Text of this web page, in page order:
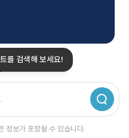
를 검색해 보세요!
정보가 포함될 수 있습니다.